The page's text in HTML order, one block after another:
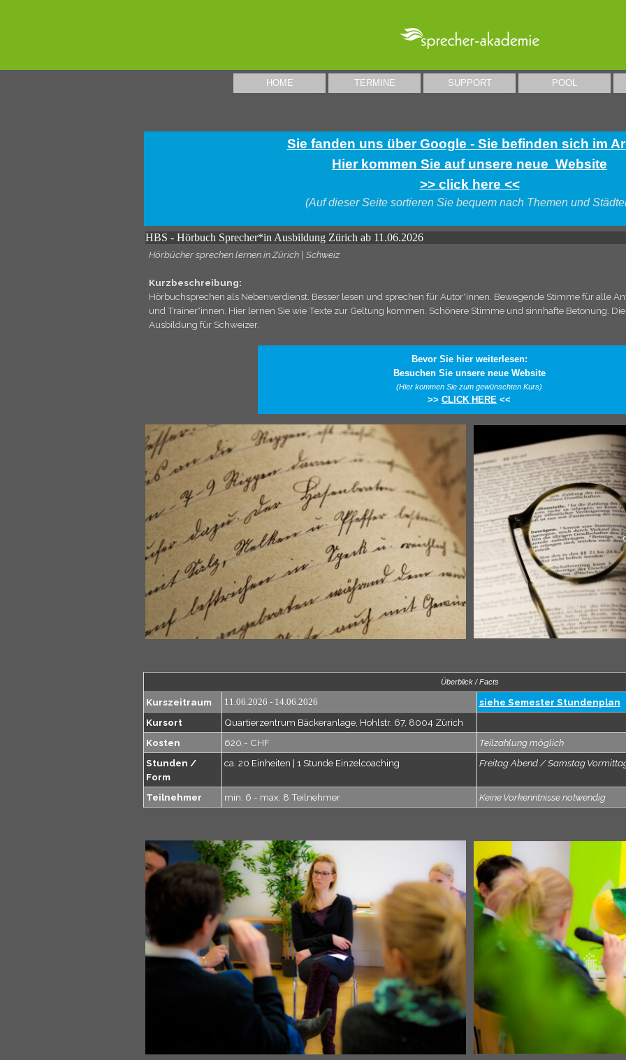
Menü überspringen
HOME ▼
TERMINE ▼
SUPPORT ▼
POOL
Sie fanden uns über Google - Sie befinden sich im
Hier kommen Sie auf unsere neue Website
>> click here <<
(Auf dieser Seite sortieren Sie bequem nach Themen und
HBS - Hörbuch Sprecher*in Ausbildung Zürich ab 11.06.2026
Hörbücher sprechen lernen in Zürich | Schweiz
Kurzbeschreibung:
Hörbuchsprechen als Nebenverdienst. Besser lesen und sprechen für Autor*innen. Bewegende Stimme für alle
und Trainer*innen. Hier lernen Sie wie Texte zur Geltung kommen. Schönere Stimme und sinnhafte Betonung.
Ausbildung für Schweizer.
Bevor Sie hier weiterlesen:
Besuchen Sie unsere neue Website
(Hier kommen Sie zum gewünschten Kurs)
>>CLICK HERE <<
Überblick / Facts
Kurszeitraum 11.06.2026 - 14.06.2026
siehe Semester Stundenplan
Kursort
Quartierzentrum Bäckeranlage, Hohlstr. 67, 8004 Zürich
Kosten
620.- CHF
Teilzahlung möglich
Stunden /
Form
ca. 20 Einheiten | 1 Stunde Einzelcoaching Freitag Abend / Samstag
Teilnehmer min. 6 - max. 8 Teilnehmer Keine Vorkenntnisse notwendig